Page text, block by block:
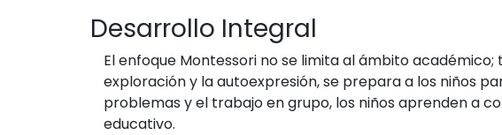
Desarrollo Integral
El enfoque Montessori no se limita al ámbito
exploración y la autoexpresión, se prepara a los niños
problemas y el trabajo en grupo, los niños aprenden a
educativo.